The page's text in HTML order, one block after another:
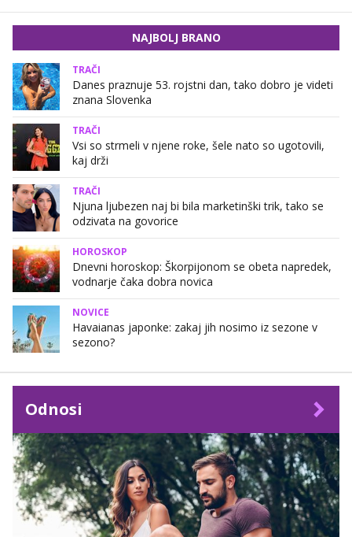
NAJBOLJ BRANO
TRAČI
Danes praznuje 53. rojstni dan, tako dobro je videti
znana Slovenka
TRAČI
Vsi so strmeli v njene roke, šele nato so ugotovili,
kaj drži
TRAČI
Njuna ljubezen naj bi bila marketinški trik, tako se
odzivata na govorice
HOROSKOP
Dnevni horoskop: Škorpijonom se obeta napredek,
vodnarje čaka dobra novica
NOVICE
Havaianas japonke: zakaj jih nosimo iz sezone v
sezono?
Odnosi